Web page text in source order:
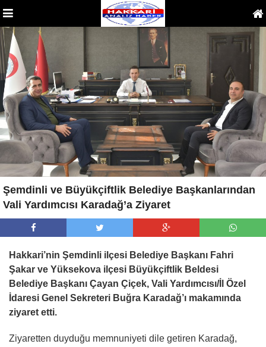
Şemdinli ve Büyükçiftlik Belediye Başkanlarından
Vali Yardımcısı Karadağ’a Ziyaret
Hakkari’nin Şemdinli ilçesi Belediye Başkanı Fahri
Şakar ve Yüksekova ilçesi Büyükçiftlik Beldesi
Belediye Başkanı Çayan Çiçek, Vali Yardımcısı/İl Özel
İdaresi Genel Sekreteri Buğra Karadağ’ı makamında
ziyaret etti.
Ziyaretten duyduğu memnuniyeti dile getiren Karadağ,